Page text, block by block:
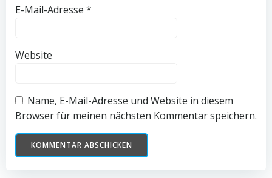
E-Mail-Adresse *
Website
Name, E-Mail-Adresse und Website in diesem
Browser für meinen nächsten Kommentar speichern.